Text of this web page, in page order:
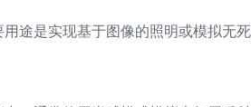
途是实现基于图像的照明或模拟无